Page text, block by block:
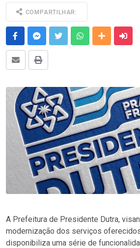
COMPARTILHAR:
FacebookMessenger
Twitter WhatsappOutras
E-mail
A Prefeitura de Presidente Dutra,
modernização dos serviços
disponibiliza uma série de